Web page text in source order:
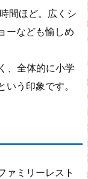
間ほど。広くシ
ーなども愉しめ
、全体的に小学
う印象です。
ァミリーレスト